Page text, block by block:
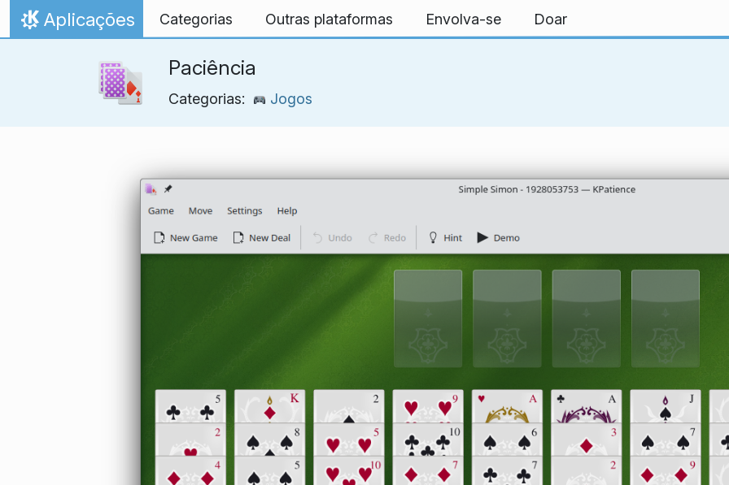
Ir para o conteúdo
Início
Aplicações Categorias Outras plataformas Envolva-se Doar
Paciência
Categorias: Jogos